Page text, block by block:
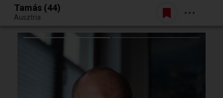
Egy jó randiból bármi lehet.
Belépés
Tamás (44)
Ausztria